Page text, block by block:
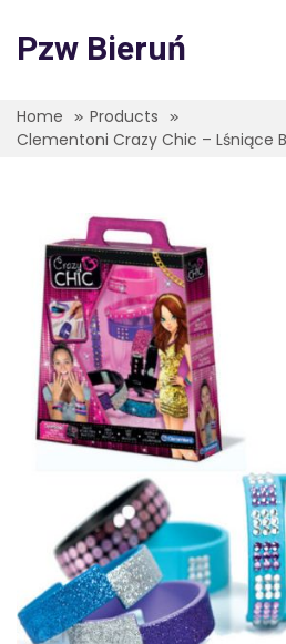
content
Pzw Bieruń
Home
Products
Clementoni Crazy Chic – Lśniące